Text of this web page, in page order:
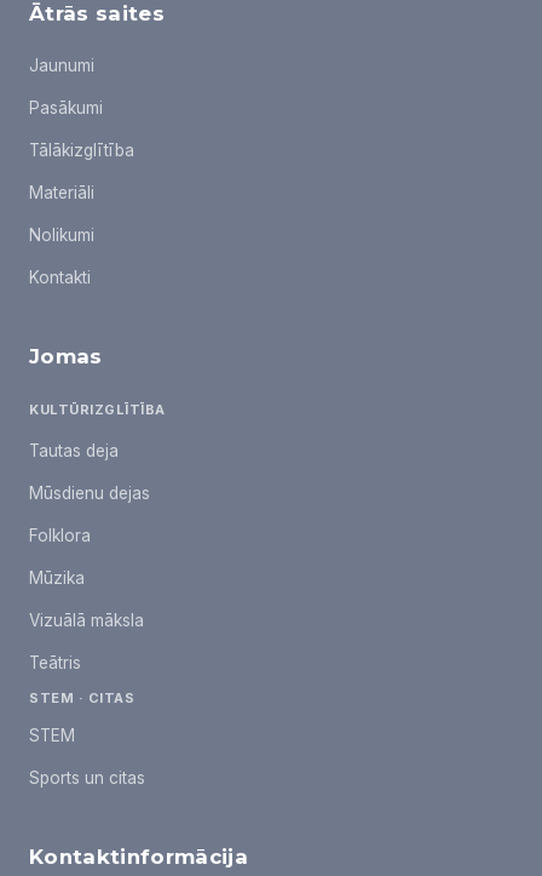
Ātrās saites
Jaunumi
Pasākumi
Tālākizglītība
Materiāli
Nolikumi
Kontakti
Jomas
KULTŪRIZGLĪTĪBA
Tautas deja
Mūsdienu dejas
Folklora
Mūzika
Vizuālā māksla
Teātris
STEM · CITAS
STEM
Sports un citas
Kontaktinformācija